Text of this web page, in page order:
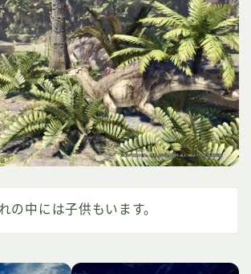
の中には子供もいます。